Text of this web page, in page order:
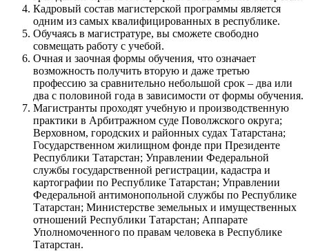
Кадровый состав магистерской программы является
одним из самых квалифицированных в республике.
Обучаясь в магистратуре, вы сможете свободно
совмещать работу с учебой.
Очная и заочная формы обучения, что означает
возможность получить вторую и даже третью
профессию за сравнительно небольшой срок – два или
два с половиной года в зависимости от формы обучения.
Магистранты проходят учебную и производственную
практики в Арбитражном суде Поволжского округа;
Верховном, городских и районных судах Татарстана;
Государственном жилищном фонде при Президенте
Республики Татарстан; Управлении Федеральной
службы государственной регистрации, кадастра и
картографии по Республике Татарстан; Управлении
Федеральной антимонопольной службы по Республике
Татарстан; Министерстве земельных и имущественных
отношений Республики Татарстан; Аппарате
Уполномоченного по правам человека в Республике
Татарстан.